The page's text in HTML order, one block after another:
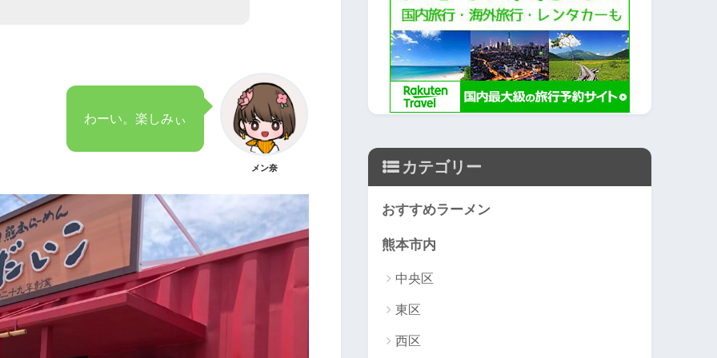
わーい。楽しみぃ
メン奈 カテゴリー
おすすめラーメン
熊本市内
中央区
東区
西区